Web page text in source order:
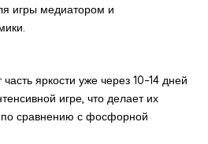
игры медиатором и
яркости уже через 10–14 дней
игре, что делает их
сравнению с фосфорной